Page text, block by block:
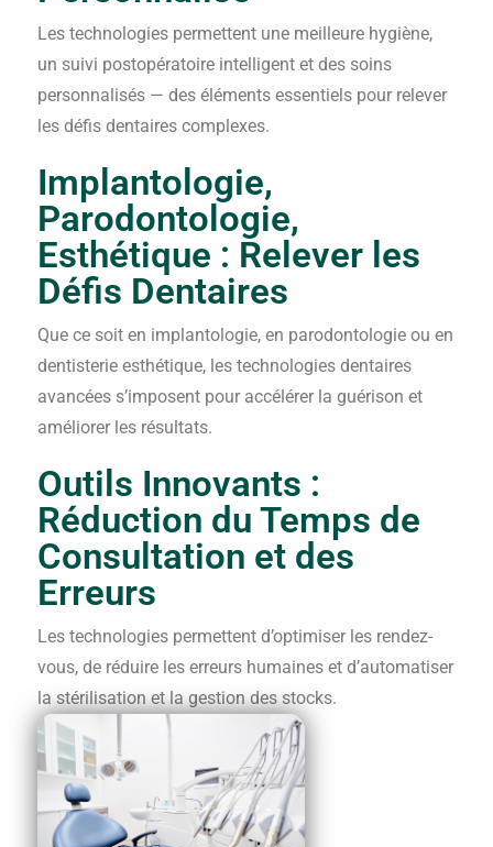
Les technologies permettent une meilleure hygiène,
un suivi postopératoire intelligent et des soins
personnalisés — des éléments essentiels pour relever
les défis dentaires complexes.
Implantologie,
Parodontologie,
Esthétique : Relever les
Défis Dentaires
Que ce soit en implantologie, en parodontologie ou en
dentisterie esthétique, les technologies dentaires
avancées s’imposent pour accélérer la guérison et
améliorer les résultats.
Outils Innovants :
Réduction du Temps de
Consultation et des
Erreurs
Les technologies permettent d’optimiser les rendez-
vous, de réduire les erreurs humaines et d’automatiser
la stérilisation et la gestion des stocks.